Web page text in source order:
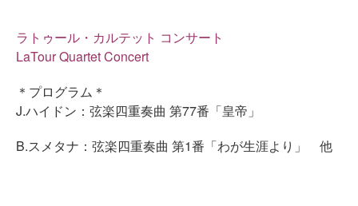
ラトゥール・カルテット コンサート
LaTour Quartet Concert
＊プログラム＊
J.ハイドン：弦楽四重奏曲 第77番「皇帝」
B.スメタナ：弦楽四重奏曲 第1番「わが生涯より」 他